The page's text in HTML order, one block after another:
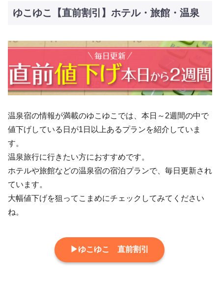
ゆこゆこ【直前割引】ホテル・旅館・温泉
温泉宿の情報が満載のゆこゆこでは、本日～2週間の中で
値下げしている日が1日以上あるプランを紹介していま
す。
温泉旅行に行きたい方におすすめです。
ホテルや旅館などの温泉宿の宿泊プランで、毎日更新され
ています。
大幅値下げを狙ってこまめにチェックしてみてください
ね。
▶ゆこゆこ 直前割引